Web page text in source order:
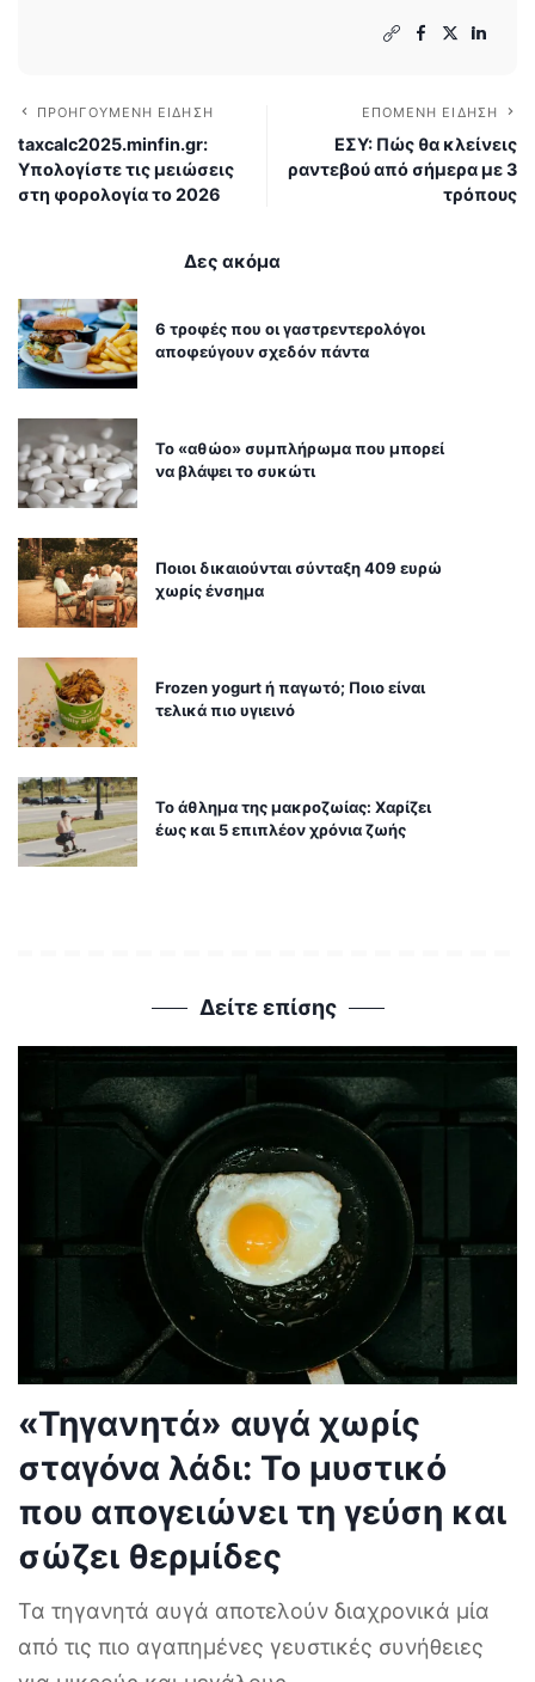
ΠΡΟΗΓΟΎΜΕΝΗ ΕΊΔΗΣΗ
taxcalc2025.minfin.gr:
Υπολογίστε τις μειώσεις
στη φορολογία το 2026
ΕΠΌΜΕΝΗ ΕΊΔΗΣΗ
ΕΣΥ: Πώς θα κλείνεις
ραντεβού από σήμερα με 3
τρόπους
Δες ακόμα
6 τροφές που οι γαστρεντερολόγοι
αποφεύγουν σχεδόν πάντα
Το «αθώο» συμπλήρωμα που μπορεί
να βλάψει το συκώτι
Ποιοι δικαιούνται σύνταξη 409 ευρώ
χωρίς ένσημα
Frozen yogurt ή παγωτό; Ποιο είναι
τελικά πιο υγιεινό
Το άθλημα της μακροζωίας: Χαρίζει
έως και 5 επιπλέον χρόνια ζωής
Δείτε επίσης
«Τηγανητά» αυγά χωρίς
σταγόνα λάδι: Το μυστικό
που απογειώνει τη γεύση και
σώζει θερμίδες
Τα τηγανητά αυγά αποτελούν διαχρονικά μία
από τις πιο αγαπημένες γευστικές συνήθειες